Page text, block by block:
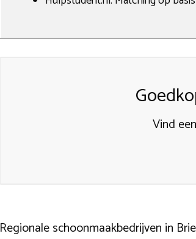
Vind
Regionale schoonmaakbedrijven in